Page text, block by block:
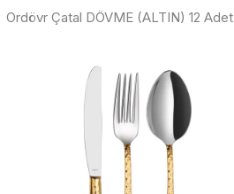
Ordövr Çatal DÖVME (ALTIN) 12 Adet